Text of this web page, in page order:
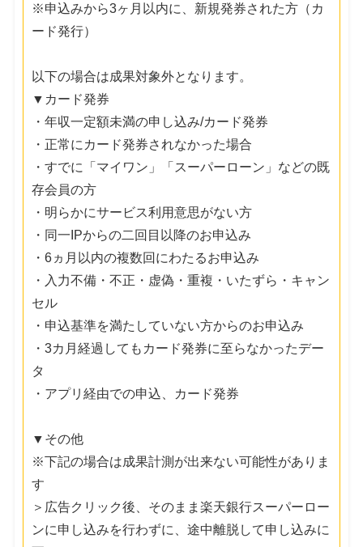
※申込みから3ヶ月以内に、新規発券された方（カ
ード発行）
以下の場合は成果対象外となります。
▼カード発券
・年収一定額未満の申し込み/カード発券
・正常にカード発券されなかった場合
・すでに「マイワン」「スーパーローン」などの既
存会員の方
・明らかにサービス利用意思がない方
・同一IPからの二回目以降のお申込み
・6ヵ月以内の複数回にわたるお申込み
・入力不備・不正・虚偽・重複・いたずら・キャン
セル
・申込基準を満たしていない方からのお申込み
・3カ月経過してもカード発券に至らなかったデー
タ
・アプリ経由での申込、カード発券
▼その他
※下記の場合は成果計測が出来ない可能性がありま
す
＞広告クリック後、そのまま楽天銀行スーパーロー
ンに申し込みを行わずに、途中離脱して申し込みに